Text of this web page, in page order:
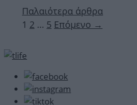
Παλαιότερα άρθρα
Σελίδα
1 Σελίδα
2 … Σελίδα
5 Επόμενο →